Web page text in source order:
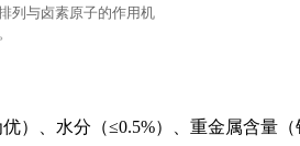
列与卤素原子的作用机
）、水分（≤0.5%）、重金属含量